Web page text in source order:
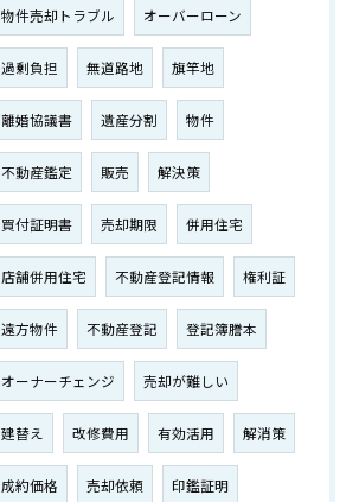
物件売却トラブル オーバーローン
過剰負担 無道路地 旗竿地
離婚協議書 遺産分割 物件
不動産鑑定 販売 解決策
買付証明書 売却期限 併用住宅
店舗併用住宅 不動産登記情報 権利証
遠方物件 不動産登記 登記簿謄本
オーナーチェンジ 売却が難しい
建替え 改修費用 有効活用 解消策
成約価格 売却依頼 印鑑証明